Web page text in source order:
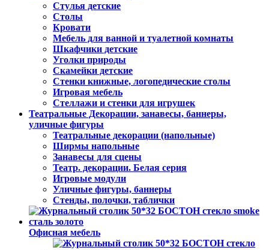
Стулья детские
Столы
Кровати
Мебель для ванной и туалетной комнаты
Шкафчики детские
Уголки природы
Скамейки детские
Стенки книжные, логопедические столы
Игровая мебель
Стеллажи и стенки для игрушек
Театральные Декорации, занавесы, баннеры,
уличные фигуры
Театральные декорации (напольные)
Ширмы напольные
Занавесы для сцены
Театр. декорации. Белая серия
Игровые модули
Уличные фигуры, баннеры
Стенды, полочки, таблички
Офисная мебель